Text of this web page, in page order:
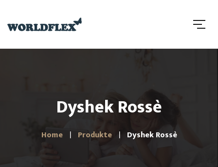
Dyshek Rossè
Home Produkte Dyshek Rossè